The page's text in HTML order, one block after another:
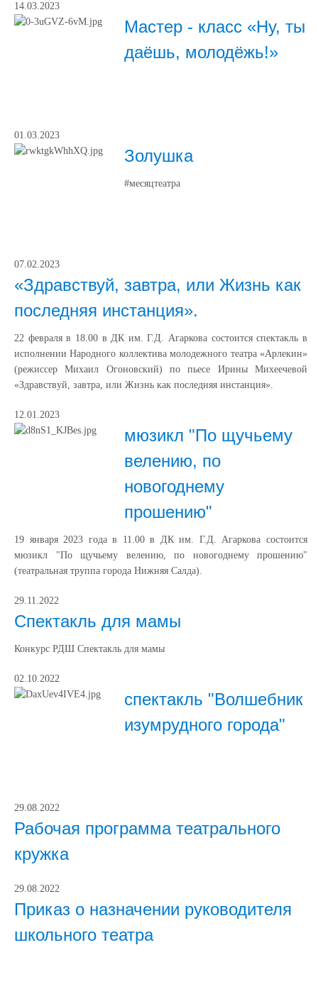
14.03.2023
Мастер - класс «Ну, ты
даёшь, молодёжь!»
01.03.2023
Золушка
#месяцтеатра
07.02.2023
«Здравствуй, завтра, или Жизнь как
последняя инстанция».
22 февраля в 18.00 в ДК им. Г.Д. Агаркова состоится спектакль в
исполнении Народного коллектива молодежного театра «Арлекин»
(режиссер Михаил Огоновский) по пьесе Ирины Михеечевой
«Здравствуй, завтра, или Жизнь как последняя инстанция».
12.01.2023
мюзикл "По щучьему
велению, по
новогоднему
прошению"
19 января 2023 года в 11.00 в ДК им. Г.Д. Агаркова состоится
мюзикл "По щучьему велению, по новогоднему прошению"
(театральная труппа города Нижняя Салда).
29.11.2022
Спектакль для мамы
Конкурс РДШ Спектакль для мамы
02.10.2022
спектакль "Волшебник
изумрудного города"
29.08.2022
Рабочая программа театрального
кружка
29.08.2022
Приказ о назначении руководителя
школьного театра